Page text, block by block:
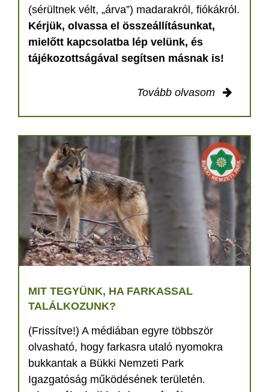
(sérültnek vélt, „árva”) madarakról, fiókákról.
Kérjük, olvassa el összeállításunkat,
mielőtt kapcsolatba lép velünk, és
tájékozottságával segítsen másnak is!
Tovább olvasom
MIT TEGYÜNK, HA FARKASSAL
TALÁLKOZUNK?
(Frissítve!) A médiában egyre többször
olvasható, hogy farkasra utaló nyomokra
bukkantak a Bükki Nemzeti Park
Igazgatóság működésének területén.